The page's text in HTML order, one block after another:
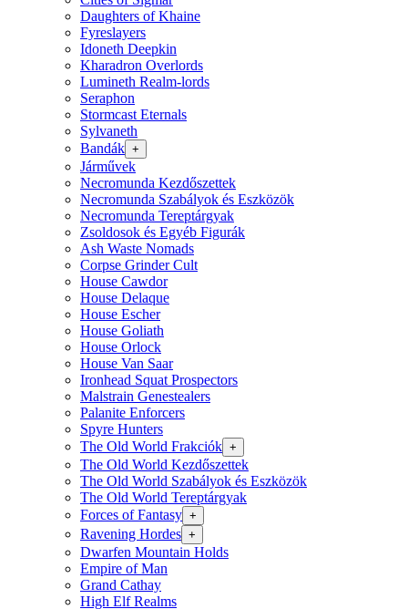
Daughters of Khaine
Fyreslayers
Idoneth Deepkin
Kharadron Overlords
Lumineth Realm-lords
Seraphon
Stormcast Eternals
Sylvaneth
Bandák +
Járművek
Necromunda Kezdőszettek
Necromunda Szabályok és Eszközök
Necromunda Tereptárgyak
Zsoldosok és Egyéb Figurák
Ash Waste Nomads
Corpse Grinder Cult
House Cawdor
House Delaque
House Escher
House Goliath
House Orlock
House Van Saar
Ironhead Squat Prospectors
Malstrain Genestealers
Palanite Enforcers
Spyre Hunters
The Old World Frakciók +
The Old World Kezdőszettek
The Old World Szabályok és Eszközök
The Old World Tereptárgyak
Forces of Fantasy +
Ravening Hordes +
Dwarfen Mountain Holds
Empire of Man
Grand Cathay
High Elf Realms